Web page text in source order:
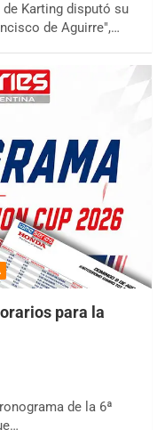
Karting disputó su
de Aguirre",…
para la
de la 6ª